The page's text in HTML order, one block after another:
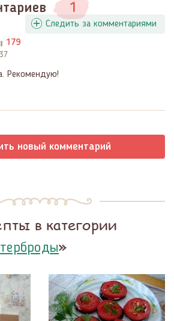
1
Следить за комментариями
179
Рекомендую!
новый комментарий
в категории
»